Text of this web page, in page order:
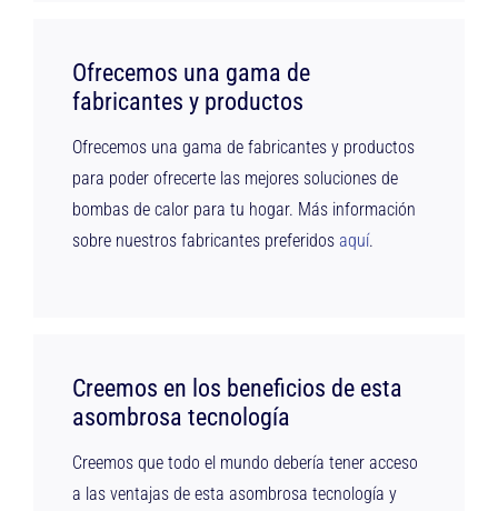
Ofrecemos una gama de
fabricantes y productos
Ofrecemos una gama de fabricantes y productos
para poder ofrecerte las mejores soluciones de
bombas de calor para tu hogar. Más información
sobre nuestros fabricantes preferidos aquí.
Creemos en los beneficios de esta
asombrosa tecnología
Creemos que todo el mundo debería tener acceso
a las ventajas de esta asombrosa tecnología y